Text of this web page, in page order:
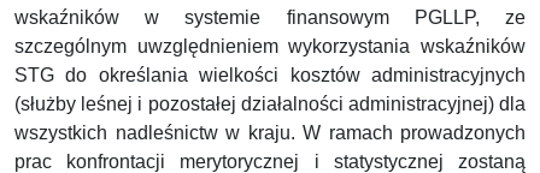
wskaźników w systemie finansowym PGLLP, ze
szczególnym uwzględnieniem wykorzystania wskaźników
STG do określania wielkości kosztów administracyjnych
(służby leśnej i pozostałej działalności administracyjnej) dla
wszystkich nadleśnictw w kraju. W ramach prowadzonych
prac konfrontacji merytorycznej i statystycznej zostaną